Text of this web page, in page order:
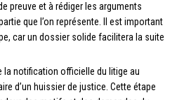
preuve et à rédiger les arguments
que l’on représente. Il est important
car un dossier solide facilitera la suite
la notification officielle du litige au
d’un huissier de justice. Cette étape